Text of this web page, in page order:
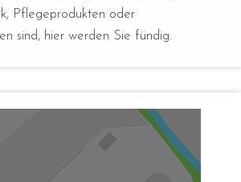
Pflegeprodukten oder
sind, hier werden Sie fündig.